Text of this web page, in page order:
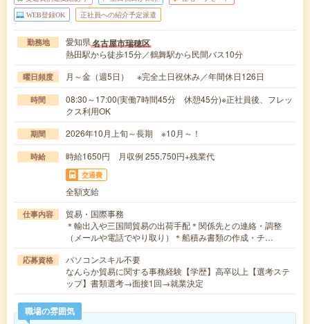
WEB登録OK 正社員への紹介予定派遣
勤務地 愛知県名古屋市瑞穂区
熱田駅から徒歩15分／鶴舞駅から民間バス10分
曜日頻度 月～金（週5日） ※完全土日祝休み／年間休日126日
時間
08:30～17:00(実働7時間45分 休憩45分)※正社員後、フレッ
クス利用OK
期間 2026年10月上旬～長期 ※10月～！
時給 時給1650円 月収例 255,750円+残業代
交通費
全額支給
仕事内容
貿易・国際事務
＊輸出入や三国間貿易の出荷手配＊関係先との連絡・調整
（メールや電話でやり取り）＊船積み書類の作成・チ…
応募資格
パソコンスキル不要
なんらか貿易に関する事務経験【学歴】高卒以上【選考ステ
ップ】書類選考→面接1回→就業決定
職場の雰囲気